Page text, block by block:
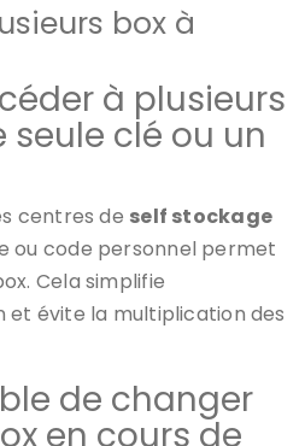
box à
à plusieurs
seule clé ou un
centres de self stockage
ou code personnel permet
Cela simplifie
et évite la multiplication des
de changer
en cours de